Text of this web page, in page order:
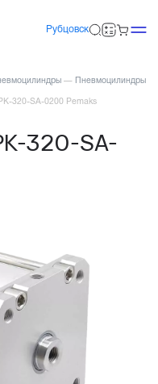
Рубцовск
— Пневмоцилиндры
320-SA-0200 Pemaks
320-SA-